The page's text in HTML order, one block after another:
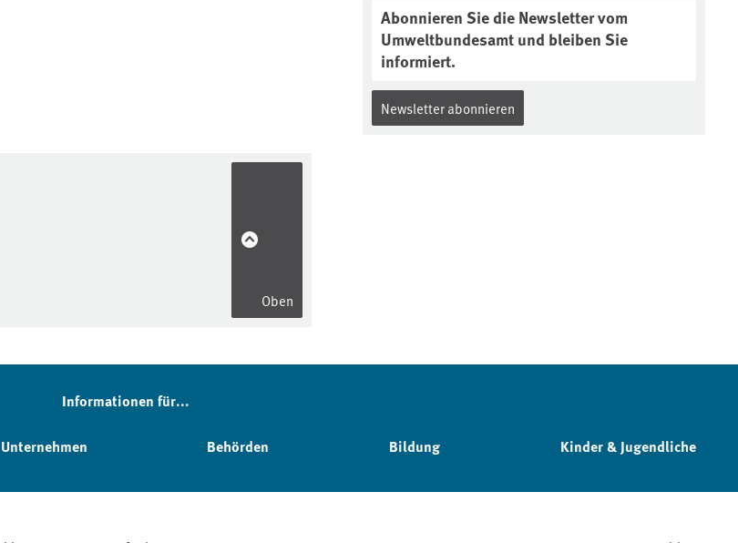
Abonnieren Sie die Newsletter vom
Umweltbundesamt und bleiben Sie
informiert.
Newsletter abonnieren
Oben
Informationen für...
Unternehmen Behörden Bildung Kinder & Jugendliche